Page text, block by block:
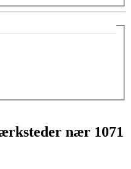
nær 1071